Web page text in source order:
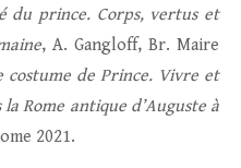
du prince. Corps, vertus et
, A. Gangloff, Br. Maire
costume de Prince. Vivre et
Rome antique d’Auguste à
2021.